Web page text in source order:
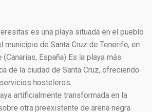
es una playa situada en el pueblo
municipio de Santa Cruz de Tenerife, en
(Canarias, España)​ Es la playa más
de la ciudad de Santa Cruz, ofreciendo
hosteleros.
artificialmente transformada en la
otra preexistente de arena negra